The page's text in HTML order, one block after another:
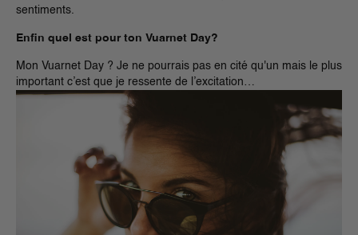
sentiments.
Enfin quel est pour ton Vuarnet Day?
Mon Vuarnet Day ? Je ne pourrais pas en cité qu'un mais le plus
important c’est que je ressente de l’excitation…